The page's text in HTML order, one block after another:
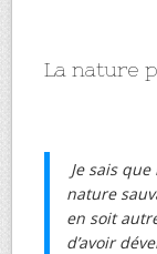
La nature
Je sais
nature
en soit
d’avoir